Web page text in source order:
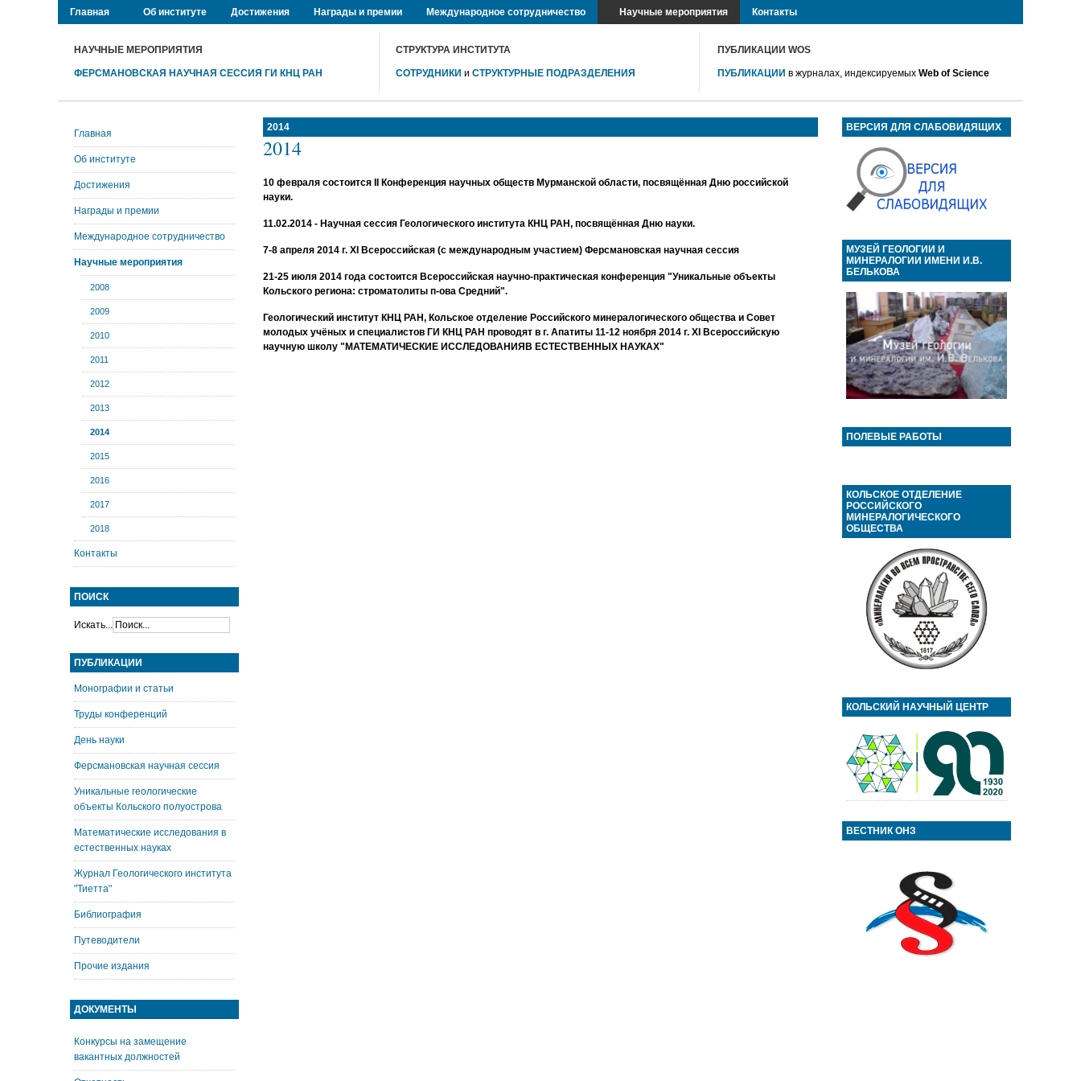
Главная Об институте Достижения Награды и премии Международное сотрудничество Научные мероприятия Контакты
НАУЧНЫЕ МЕРОПРИЯТИЯ
ФЕРСМАНОВСКАЯ НАУЧНАЯ СЕССИЯ ГИ КНЦ РАН
СТРУКТУРА ИНСТИТУТА
СОТРУДНИКИ и СТРУКТУРНЫЕ ПОДРАЗДЕЛЕНИЯ
ПУБЛИКАЦИИ WOS
ПУБЛИКАЦИИ в журналах, индексируемыхWeb of Science
2014
2014
10 февраля состоится II Конференция научных обществ Мурманской области, посвящённая Дню российской
науки.
11.02.2014 - Научная сессия Геологического института КНЦ РАН, посвящённая Дню науки.
7-8 апреля 2014 г. XI Всероссийская (с международным участием) Ферсмановская научная сессия
21-25 июля 2014 года состоится Всероссийская научно-практическая конференция "Уникальные объекты
Кольского региона: строматолиты п-ова Средний".
Геологический институт КНЦ РАН, Кольское отделение Российского минералогического общества и Совет
молодых учёных и специалистов ГИ КНЦ РАН проводят в г. Апатиты 11-12 ноября 2014 г. XI Всероссийскую
научную школу "МАТЕМАТИЧЕСКИЕ ИССЛЕДОВАНИЯВ ЕСТЕСТВЕННЫХ НАУКАХ"
Главная
Об институте
Достижения
Награды и премии
Международное сотрудничество
Научные мероприятия
2008
2009
2010
2011
2012
2013
2014
2015
2016
2017
2018
Контакты
ПОИСК
Искать...
ПУБЛИКАЦИИ
Монографии и статьи
Труды конференций
День науки
Ферсмановская научная сессия
Уникальные геологические
объекты Кольского полуострова
Математические исследования в
естественных науках
Журнал Геологического института
"Тиетта"
Библиография
Путеводители
Прочие издания
ДОКУМЕНТЫ
Конкурсы на замещение
вакантных должностей
ВЕРСИЯ ДЛЯ СЛАБОВИДЯЩИХ
МУЗЕЙ ГЕОЛОГИИ И
МИНЕРАЛОГИИ ИМЕНИ И.В.
БЕЛЬКОВА
ПОЛЕВЫЕ РАБОТЫ
КОЛЬСКОЕ ОТДЕЛЕНИЕ
РОССИЙСКОГО
МИНЕРАЛОГИЧЕСКОГО
ОБЩЕСТВА
КОЛЬСКИЙ НАУЧНЫЙ ЦЕНТР
ВЕСТНИК ОНЗ